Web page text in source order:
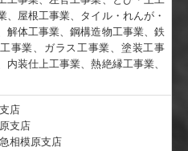
、屋根工事業、 タイル・れんが・
解体工事業、鋼構造物工事業、鉄
事業、ガラス工事業、塗装工事
内装仕上工事業、熱絶縁工事業、
店
支店
相模原支店